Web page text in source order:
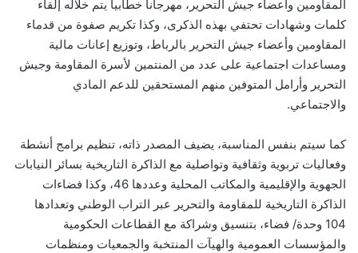
المقاومين وأعضاء جيش التحرير، مهرجانا خطابيا يتم خلاله إلقاء
كلمات وشهادات تحتفي بهذه الذكرى، وكذا تكريم صفوة من قدماء
المقاومين وأعضاء جيش التحرير بالرباط، وتوزيع إعانات مالية
ومساعدات اجتماعية على عدد من المنتمين لأسرة المقاومة وجيش
التحرير وأرامل المتوفين منهم المستحقين للدعم المادي
والاجتماعي.
كما سيتم بنفس المناسبة، يضيف المصدر ذاته، تنظيم برامج أنشطة
وفعاليات تربوية وثقافية وتواصلية مع الذاكرة التاريخية بسائر النيابات
الجهوية والإقليمية والمكاتب المحلية وعددها 46، وكذا فضاءات
الذاكرة التاريخية للمقاومة والتحرير عبر التراب الوطني وتعدادها
104 وحدة/ فضاء، بتنسيق وشراكة مع القطاعات الحكومية
والمؤسسات العمومية والهيآت المنتخبة والجمعيات ومنظمات